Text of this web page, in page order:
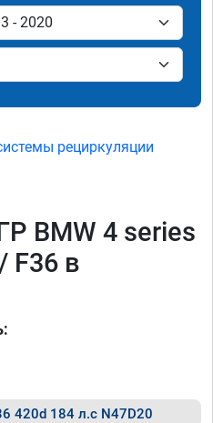
рециркуляции
BMW 4 series
F36 в
420d 184 л.с N47D20